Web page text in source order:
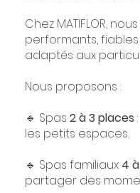
Chez MATIFLOR,
performants,
adaptés aux
Nous proposons :
🔹 Spas2 à 3 places
les petits espaces.
🔹 Spas familiaux 4
partager des